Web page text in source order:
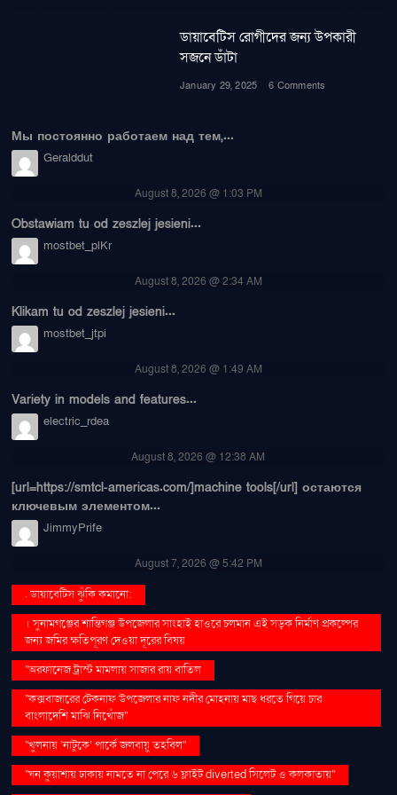
ডায়াবেটিস রোগীদের জন্য উপকারী
সজনে ডাঁটা
January 29, 2025 6 Comments
Мы постоянно работаем над тем,...
Geralddut
August 8, 2026 @ 1:03 PM
Obstawiam tu od zeszlej jesieni...
mostbet_plKr
August 8, 2026 @ 2:34 AM
Klikam tu od zeszlej jesieni...
mostbet_jtpi
August 8, 2026 @ 1:49 AM
Variety in models and features...
electric_rdea
August 8, 2026 @ 12:38 AM
[url=https://smtcl-americas.com/]machine tools[/url] остаются
ключевым элементом...
JimmyPrife
August 7, 2026 @ 5:42 PM
. ডায়াবেটিস ঝুঁকি কমানো:
। সুনামগঞ্জের শান্তিগঞ্জ উপজেলার সাংহাই হাওরে চলমান এই সড়ক নির্মাণ প্রকল্পের
জন্য জমির ক্ষতিপূরণ দেওয়া দূরের বিষয়
''অরফানেজ ট্রাস্ট মামলায় সাজার রায় বাতিল
''কক্সবাজারের টেকনাফ উপজেলার নাফ নদীর মোহনায় মাছ ধরতে গিয়ে চার
বাংলাদেশি মাঝি নিখোঁজ''
''খুলনায় ‘নাটুকে’ পার্কে জলবায়ু তহবিল''
''ঘন কুয়াশায় ঢাকায় নামতে না পেরে ৬ ফ্লাইট diverted সিলেট ও কলকাতায়''